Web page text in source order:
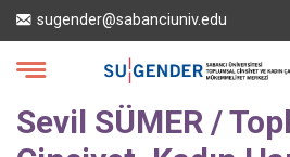
Ana
içeriğe
atla
sugender@sabanciuniv.edu
Sevil SÜMER /